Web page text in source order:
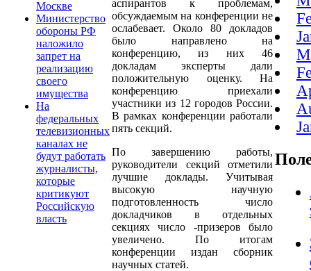
Москве
Министерство
обороны РФ
наложило
запрет на
реализацию
своего
имущества
На
федеральных
телевизионных
каналах не
будут работать
журналисты,
которые
критикуют
Российскую
власть
аспирантов к проблемам,
обсуждаемым на конференции не
ослабевает. Около 80 докладов
было направлено на
конференцию, из них 46
докладам эксперты дали
положительную оценку. На
конференцию приехали
участники из 12 городов России.
В рамках конференции работали
пять секций.
По завершению работы,
руководители секций отметили
лучшие доклады. Учитывая
высокую научную
подготовленность число
докладчиков в отдельных
секциях число -призеров было
увеличено. По итогам
конференции издан сборник
научных статей.